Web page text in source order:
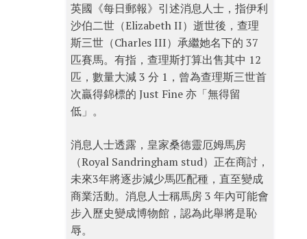
英國《每日郵報》引述消息人士，指伊利
沙伯二世（Elizabeth II）逝世後，查理
斯三世（Charles III）承繼她名下的 37
匹賽馬。有指，查理斯打算出售其中 12
匹，數量大減 3 分 1，曾為查理斯三世首
次贏得錦標的 Just Fine 亦「無得留
低」。
消息人士透露，皇家桑德靈厄姆馬房
（Royal Sandringham stud）正在商討，
未來3年將逐步減少馬匹配種，直至變成
商業活動。消息人士稱馬房 3 年內可能會
步入歷史變成博物館，認為此舉將是恥
辱。